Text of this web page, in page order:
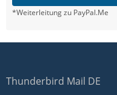
*Weiterleitung zu PayPal.Me
Thunderbird Mail DE